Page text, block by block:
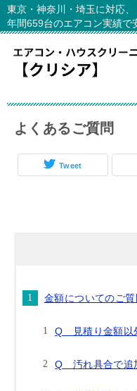
東京・神奈川・埼玉に対応、
年間659台のエアコン実績で
よくあるご質問
Tweet
金額についてのご質
Q 見積り金額以
Q 汚れ具合で追